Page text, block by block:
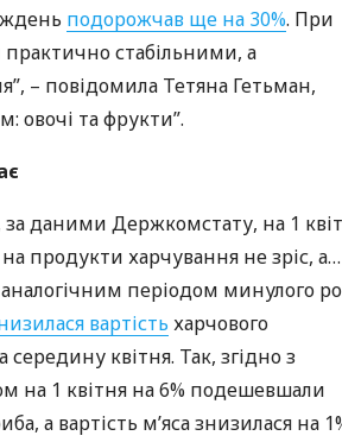
подорожчав ще на 30%. При
стабільними, а
– повідомила Тетяна Гетьман,
овочі та фрукти”.
даними Держкомстату, на 1
продукти харчування не зріс, а…
періодом минулого
вартість харчового
квітня. Так, згідно з
на 1 квітня на 6% подешевшали
а вартість м’яса знизилася на